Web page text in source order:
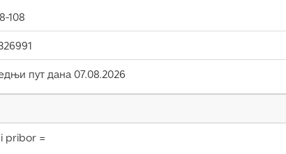
108
пут дана 07.08.2026
pribor =